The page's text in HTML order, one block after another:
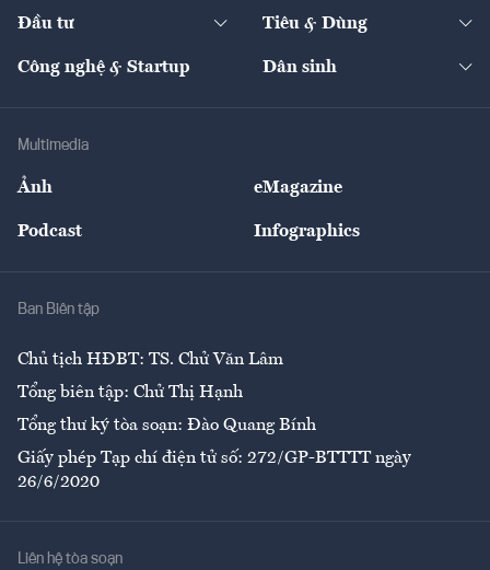
Quản trị số
Tư vấn
Thị trường
Nông sản
The Guide
Đầu tư Tiêu & Dùng
Giải trí
Công nghệ & Startup Dân sinh
Multimedia
Ảnh eMagazine
Podcast Infographics
Ban Biên tập
Chủ tịch HĐBT: TS. Chử Văn Lâm
Tổng biên tập: Chử Thị Hạnh
Tổng thư ký tòa soạn: Đào Quang Bính
Giấy phép Tạp chí điện tử số: 272/GP-BTTTT ngày
26/6/2020
Liên hệ tòa soạn